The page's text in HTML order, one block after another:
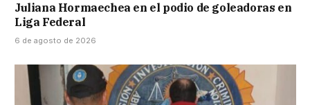
Juliana Hormaechea en el podio de goleadoras en
Liga Federal
6 de agosto de 2026